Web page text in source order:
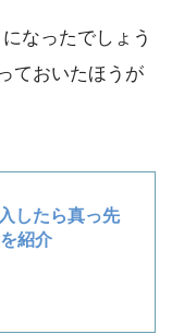
なったでしょう
ておいたほうが
したら真っ先
紹介